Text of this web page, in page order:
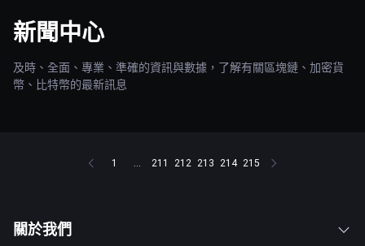
新聞中心
及時、全面、專業、準確的資訊與數據，了解有關區塊鏈、加密貨
幣、比特幣的最新訊息
1 ... 211 212 213 214 215
關於我們